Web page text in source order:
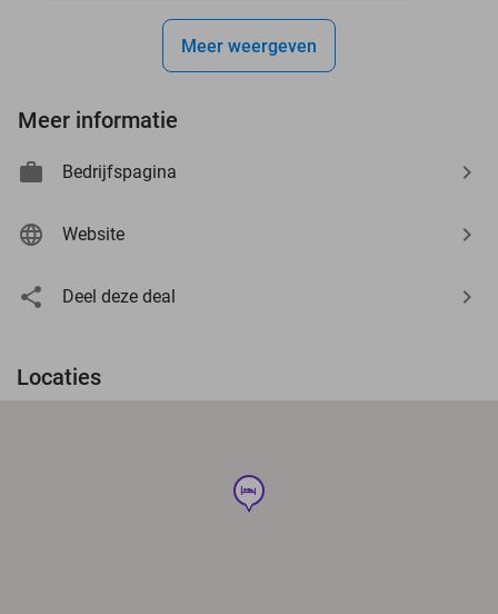
Meer weergeven
Meer informatie
Bedrijfspagina
Website
Deel deze deal
Locaties
hotel